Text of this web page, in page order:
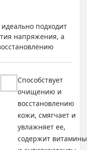
подходит
напряжения, а
Способствует
очищению и
восстановлению
кожи, смягчает и
увлажняет ее,
содержит витамины